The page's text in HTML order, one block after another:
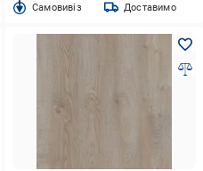
Cамовивіз Доставимо